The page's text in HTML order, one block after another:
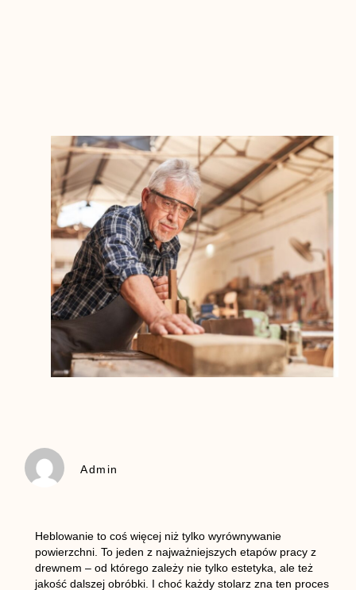
Admin
Heblowanie to coś więcej niż tylko wyrównywanie
powierzchni. To jeden z najważniejszych etapów pracy z
drewnem – od którego zależy nie tylko estetyka, ale też
jakość dalszej obróbki. I choć każdy stolarz zna ten proces